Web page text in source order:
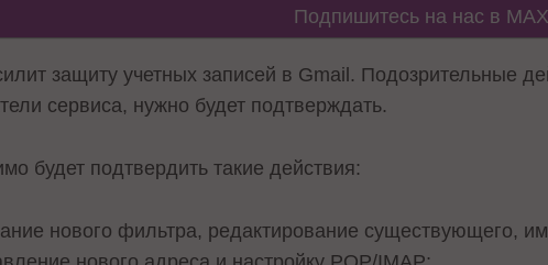
Подпишитесь на нас в MAX
защиту учетных записей в Gmail. Подозрительные
сервиса, нужно будет подтверждать.
будет подтвердить такие действия:
нового фильтра, редактирование существующего,